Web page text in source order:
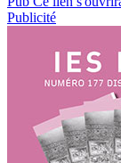
Publicité